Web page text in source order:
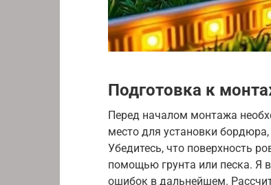
Подготовка к
Перед началом монтажа
место для установки
Убедитесь, что поверхность
помощью грунта или песка. Я
ошибок в дальнейшем.